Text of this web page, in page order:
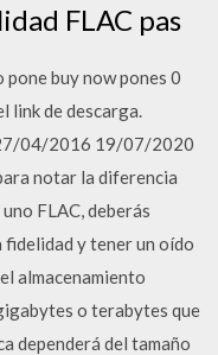
FLAC pas
pone buy now pones 0
link de descarga.
04/2016 19/07/2020
notar la diferencia
FLAC, deberás
y tener un oído
almacenamiento
o terabytes que
dependerá del tamaño